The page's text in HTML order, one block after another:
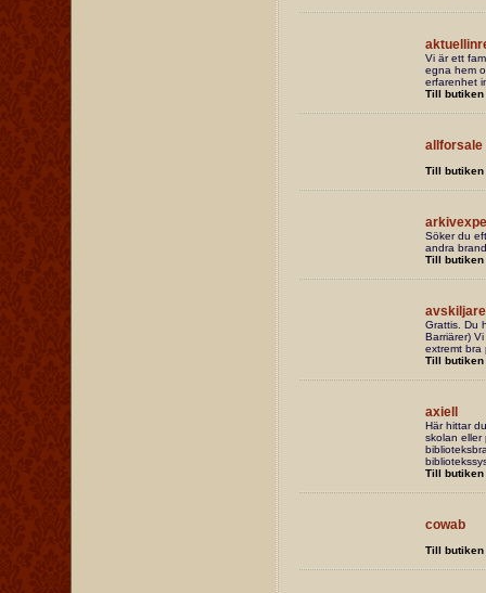
Vi är ett
egna hem
erfarenhet
Till butiken
allforsale
Till butiken
Söker du
andra
Till butiken
avskiljare
Grattis. Du
Barriärer)
extremt bra
Till butiken
axiell
Här hittar
skolan eller
Till butiken
cowab
Till butiken